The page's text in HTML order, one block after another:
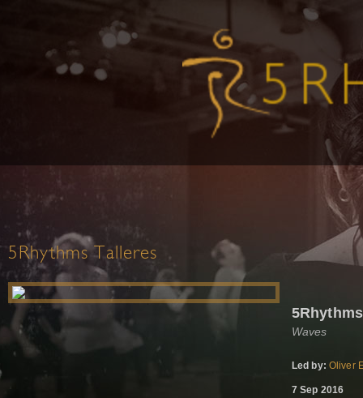
5Rhythms Talleres
Waves
Led by: Oliver
7 Sep 2016